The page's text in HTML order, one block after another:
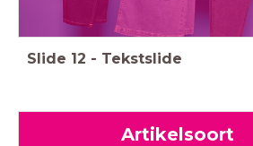
Slide 12 - Tekstslide
Artikelsoort